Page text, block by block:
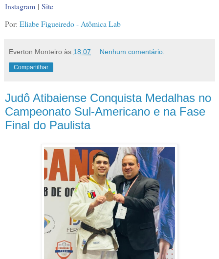
Instagram | Site
Por: Eliabe Figueiredo - Atômica Lab
Everton Monteiro às 18:07 Nenhum comentário:
Compartilhar
Judô Atibaiense Conquista Medalhas no
Campeonato Sul-Americano e na Fase
Final do Paulista